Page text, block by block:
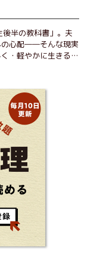
半の教科書」。夫
の心配――そんな現実
・軽やかに生きるヒ